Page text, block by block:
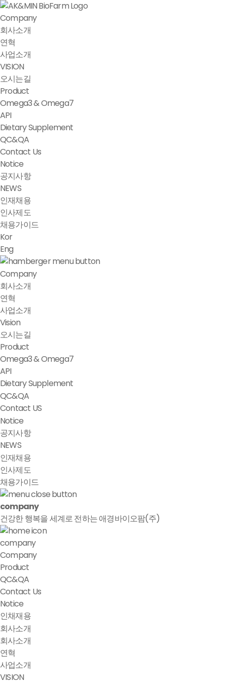
Company
회사소개
연혁
사업소개
VISION
오시는길
Product
Omega3 & Omega7
API
Dietary Supplement
QC&QA
Contact Us
Notice
공지사항
NEWS
인재채용
인사제도
채용가이드
Kor
Eng
Company
회사소개
연혁
사업소개
Vision
오시는길
Product
Omega3 & Omega7
API
Dietary Supplement
QC&QA
Contact US
Notice
공지사항
NEWS
인재채용
인사제도
채용가이드
company
건강한 행복을 세계로 전하는 애경바이오팜(주)
company
Company
Product
QC&QA
Contact Us
Notice
인채재용
회사소개
회사소개
연혁
사업소개
VISION